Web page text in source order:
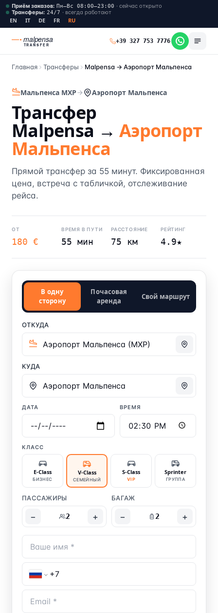
Приём заказов: Пн–Вс 08:00–23:00 · сейчас открыто
Трансферы: 24/7 · всегда работают
EN IT DE FR RU
malpensa
TRANSFER
+39 327 753 7776
Главная Трансферы Malpensa → Аэропорт Мальпенса
Мальпенса MXP Аэропорт Мальпенса
Трансфер
Malpensa →Аэропорт
Мальпенса
Прямой трансфер за 55 минут. Фиксированная
цена, встреча с табличкой, отслеживание
рейса.
ОТ
180 €
ВРЕМЯ В ПУТИ
55 мин
РАССТОЯНИЕ
75 км
РЕЙТИНГ
4.9★
В одну
сторону
Почасовая
аренда
Свой маршрут
ОТКУДА
КУДА
ДАТА ВРЕМЯ
КЛАСС
E-Class
БИЗНЕС
V-Class
СЕМЕЙНЫЙ
S-Class
VIP
Sprinter
ГРУППА
ПАССАЖИРЫ
− 2 +
БАГАЖ
− 2 +